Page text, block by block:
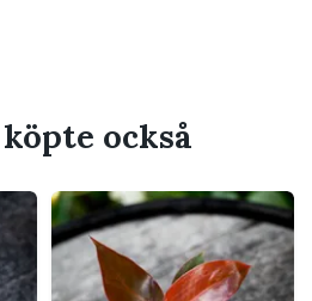
eller mindre växtställ
eller golv när plantan blir
också